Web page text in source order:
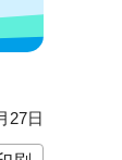
27日